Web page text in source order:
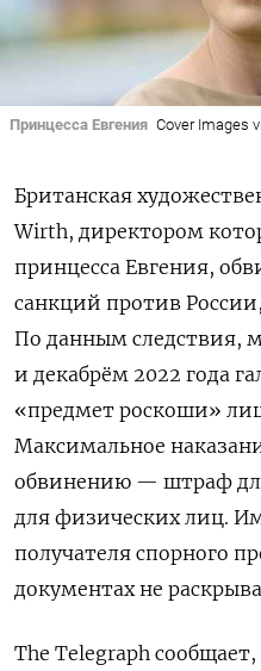
Принцесса Евгения Cover Images
Британская
Wirth, директором
принцесса Евгения,
санкций против
По данным следствия,
и декабрём 2022 года
«предмет роскоши»
Максимальное
обвинению — штраф
для физических лиц.
получателя спорного
документах не
The Telegraph сообщает,